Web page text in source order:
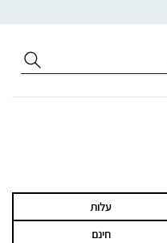
עלות
חינם